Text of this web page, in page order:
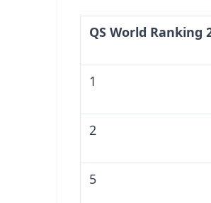
QS World Ranking
1
2
5